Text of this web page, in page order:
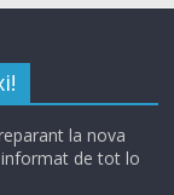
la nova
informat de tot lo